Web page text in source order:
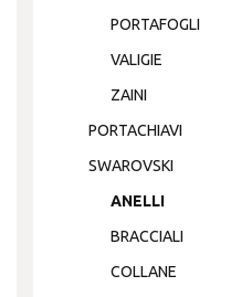
PORTAFOGLI
VALIGIE
ZAINI
PORTACHIAVI
SWAROVSKI
ANELLI
BRACCIALI
COLLANE